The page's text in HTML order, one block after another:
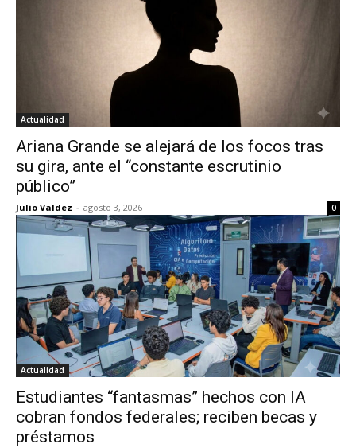
Actualidad
Ariana Grande se alejará de los focos tras
su gira, ante el “constante escrutinio
público”
Julio Valdez - agosto 3, 2026 0
Actualidad
Estudiantes “fantasmas” hechos con IA
cobran fondos federales; reciben becas y
préstamos